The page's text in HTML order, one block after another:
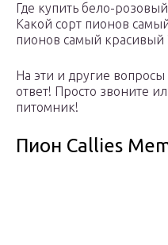
Где купить бело-
Какой сорт пионов
пионов самый красивый
На эти и другие
ответ! Просто звоните
питомник!
Пион Callies